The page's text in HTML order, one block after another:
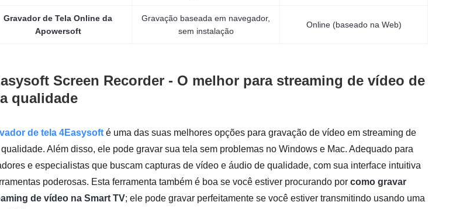
Gravador de Tela Online da
Apowersoft
Gravação baseada em navegador,
sem instalação
Online (baseado na Web)
Screen Recorder - O melhor para streaming de vídeo de
qualidade
de tela 4Easysoft é uma das suas melhores opções para gravação de vídeo em streaming de
Além disso, ele pode gravar sua tela sem problemas no Windows e Mac. Adequado para
e especialistas que buscam capturas de vídeo e áudio de qualidade, com sua interface intuitiva
poderosas. Esta ferramenta também é boa se você estiver procurando por como gravar
de vídeo na Smart TV; ele pode gravar perfeitamente se você estiver transmitindo usando uma